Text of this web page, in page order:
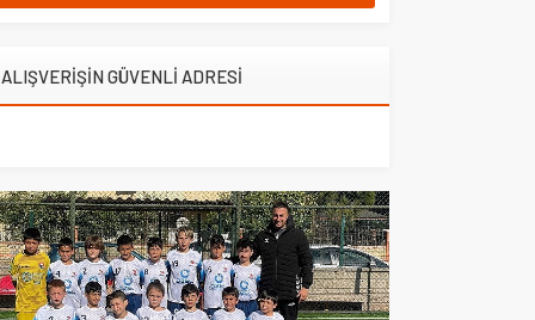
ALIŞVERİŞİN GÜVENLİ ADRESİ